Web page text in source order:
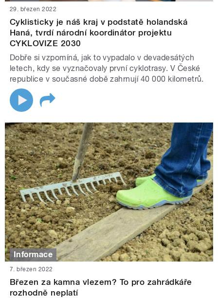
29. březen 2022
Cyklisticky je náš kraj v podstatě holandská
Haná, tvrdí národní koordinátor projektu
CYKLOVIZE 2030
Dobře si vzpomíná, jak to vypadalo v devadesátých
letech, kdy se vyznačovaly první cyklotrasy. V České
republice v současné době zahrnují 40 000 kilometrů.
Informace
7. březen 2022
Březen za kamna vlezem? To pro zahrádkáře
rozhodně neplatí